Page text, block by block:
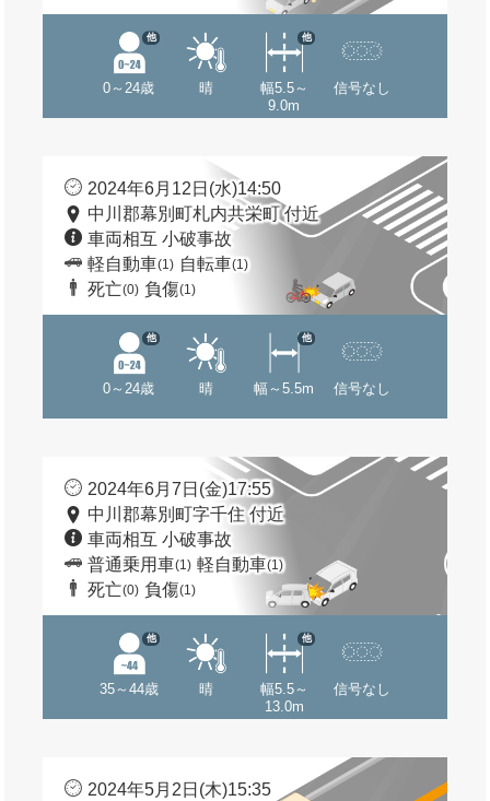
0～24歳
他
晴
幅5.5～
9.0m
他
信号なし
2024年6月12日(水)14:50
中川郡幕別町札内共栄町 付近
車両相互 小破事故
軽自動車(1) 自転車(1)
死亡(0) 負傷(1)
0～24歳
他
晴 幅～5.5m
他
信号なし
2024年6月7日(金)17:55
中川郡幕別町字千住 付近
車両相互 小破事故
普通乗用車(1) 軽自動車(1)
死亡(0) 負傷(1)
35～44歳
他
晴
幅5.5～
13.0m
他
信号なし
2024年5月2日(木)15:35